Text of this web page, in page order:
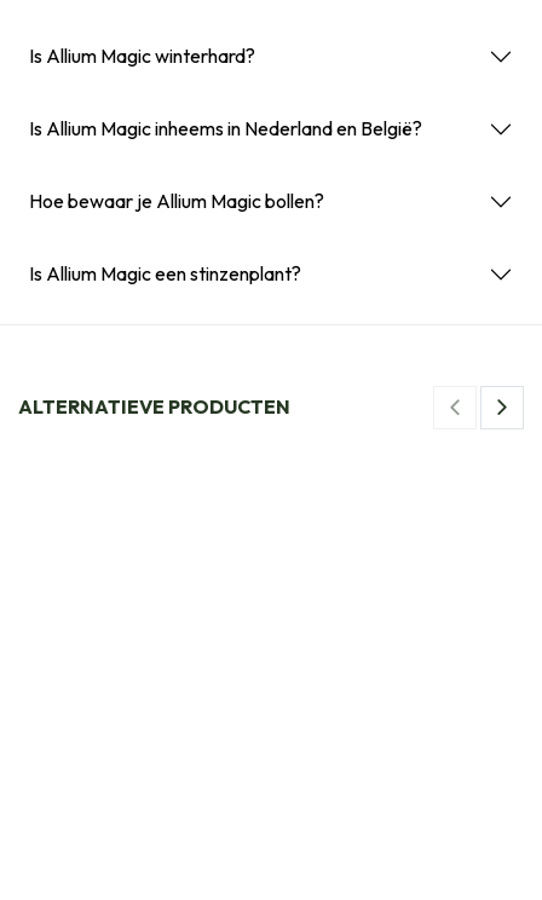
Is Allium Magic winterhard?
Is Allium Magic inheems in Nederland en België?
Hoe bewaar je Allium Magic bollen?
Is Allium Magic een stinzenplant?
ALTERNATIEVE PRODUCTEN